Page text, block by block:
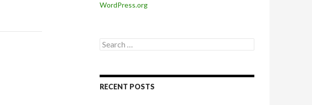
WordPress.org
Search
for:
RECENT POSTS